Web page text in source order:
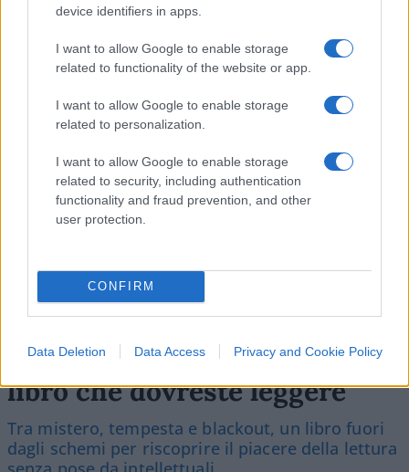
device identifiers in apps.
I want to allow Google to enable storage
related to functionality of the website or app.
I want to allow Google to enable storage
related to personalization.
I want to allow Google to enable storage
related to security, including authentication
functionality and fraud prevention, and other
user protection.
CONFIRM
Data Deletion Data Access Privacy and Cookie Policy
SEDUTE SATIRICHE
Vai all'archivio delle vignette
Caro Porro, altro che Proust
sotto l’ombrellone: ecco il
libro che dovreste leggere
Tra mistero, tempesta e blackout, un libro fuori
dagli schemi per riscoprire il piacere della lettura